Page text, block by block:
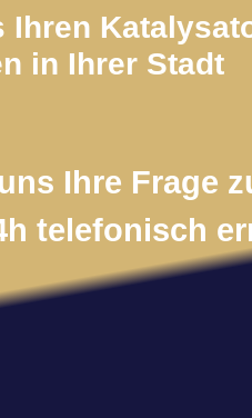
Ihren
in Ihrer Stadt
Ihre Frage
telefonisch